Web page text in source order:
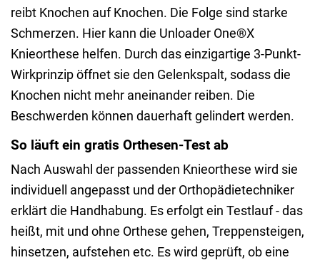
reibt Knochen auf Knochen. Die Folge sind starke
Schmerzen. Hier kann die Unloader One®X
Knieorthese helfen. Durch das einzigartige 3-Punkt-
Wirkprinzip öffnet sie den Gelenkspalt, sodass die
Knochen nicht mehr aneinander reiben. Die
Beschwerden können dauerhaft gelindert werden.
So läuft ein gratis Orthesen-Test ab
Nach Auswahl der passenden Knieorthese wird sie
individuell angepasst und der Orthopädietechniker
erklärt die Handhabung. Es erfolgt ein Testlauf - das
heißt, mit und ohne Orthese gehen, Treppensteigen,
hinsetzen, aufstehen etc. Es wird geprüft, ob eine